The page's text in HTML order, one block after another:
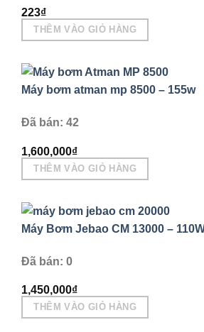
223₫
THÊM VÀO GIỎ HÀNG
Máy bơm atman mp 8500 – 155w
Đã bán: 42
1,600,000₫
THÊM VÀO GIỎ HÀNG
Máy Bơm Jebao CM 13000 –
Đã bán: 0
1,450,000₫
THÊM VÀO GIỎ HÀNG